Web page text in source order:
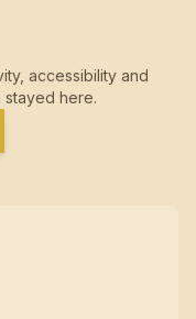
accessibility and
here.